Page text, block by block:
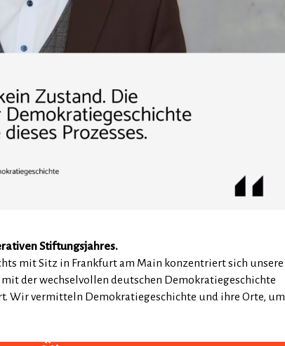
Stiftungsjahres.
mit Sitz in Frankfurt am Main konzentriert sich unsere
der wechselvollen deutschen Demokratiegeschichte
Wir vermitteln Demokratiegeschichte und ihre Orte, um